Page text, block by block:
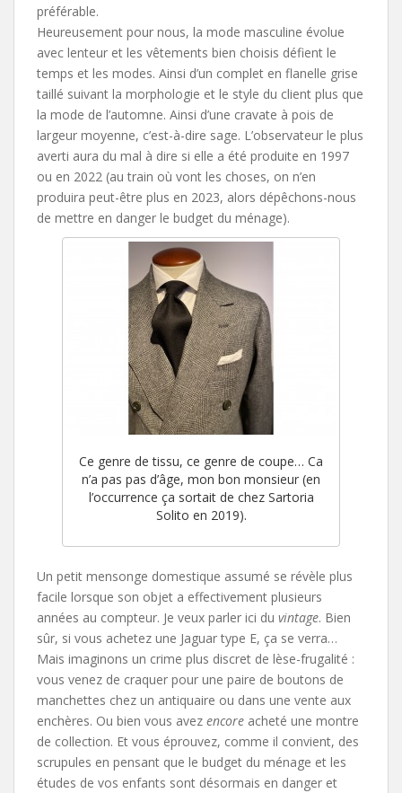
préférable.
Heureusement pour nous, la mode masculine évolue
avec lenteur et les vêtements bien choisis défient le
temps et les modes. Ainsi d’un complet en flanelle grise
taillé suivant la morphologie et le style du client plus que
la mode de l’automne. Ainsi d’une cravate à pois de
largeur moyenne, c’est-à-dire sage. L’observateur le plus
averti aura du mal à dire si elle a été produite en 1997
ou en 2022 (au train où vont les choses, on n’en
produira peut-être plus en 2023, alors dépêchons-nous
de mettre en danger le budget du ménage).
Ce genre de tissu, ce genre de coupe… Ca
n’a pas pas d’âge, mon bon monsieur (en
l’occurrence ça sortait de chez Sartoria
Solito en 2019).
Un petit mensonge domestique assumé se révèle plus
facile lorsque son objet a effectivement plusieurs
années au compteur. Je veux parler ici du vintage. Bien
sûr, si vous achetez une Jaguar type E, ça se verra…
Mais imaginons un crime plus discret de lèse-frugalité :
vous venez de craquer pour une paire de boutons de
manchettes chez un antiquaire ou dans une vente aux
enchères. Ou bien vous avez encore acheté une montre
de collection. Et vous éprouvez, comme il convient, des
scrupules en pensant que le budget du ménage et les
études de vos enfants sont désormais en danger et